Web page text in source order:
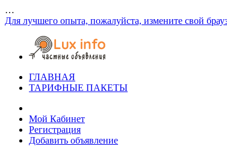
…
Для лучшего опыта, пожалуйста, измените свой
ГЛАВНАЯ
ТАРИФНЫЕ ПАКЕТЫ
Мой Кабинет
Регистрация
Добавить объявление